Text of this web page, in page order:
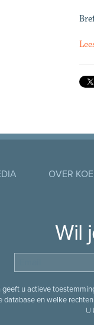
OVER
Wil
u actieve
database en welke
U